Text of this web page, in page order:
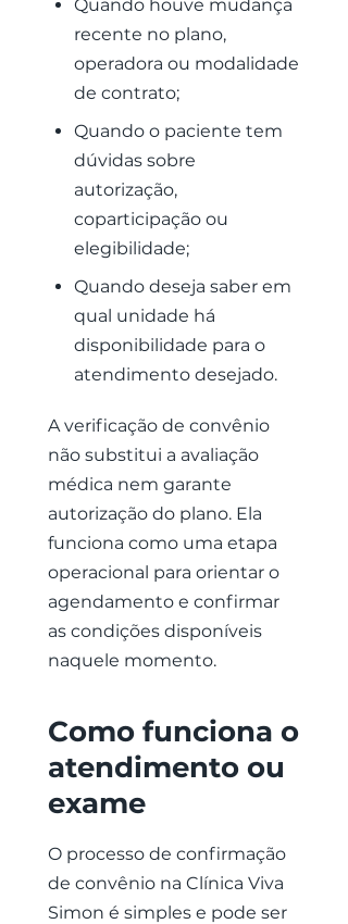
Quando houve mudança
recente no plano,
operadora ou modalidade
de contrato;
Quando o paciente tem
dúvidas sobre
autorização,
coparticipação ou
elegibilidade;
Quando deseja saber em
qual unidade há
disponibilidade para o
atendimento desejado.
A verificação de convênio
não substitui a avaliação
médica nem garante
autorização do plano. Ela
funciona como uma etapa
operacional para orientar o
agendamento e confirmar
as condições disponíveis
naquele momento.
Como funciona o
atendimento ou
exame
O processo de confirmação
de convênio na Clínica Viva
Simon é simples e pode ser